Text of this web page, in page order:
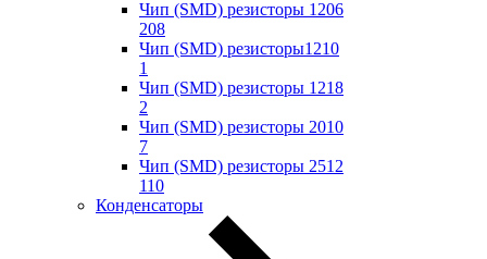
Чип (SMD) резисторы 1206
208
Чип (SMD) резисторы1210
1
Чип (SMD) резисторы 1218
2
Чип (SMD) резисторы 2010
7
Чип (SMD) резисторы 2512
110
Конденсаторы